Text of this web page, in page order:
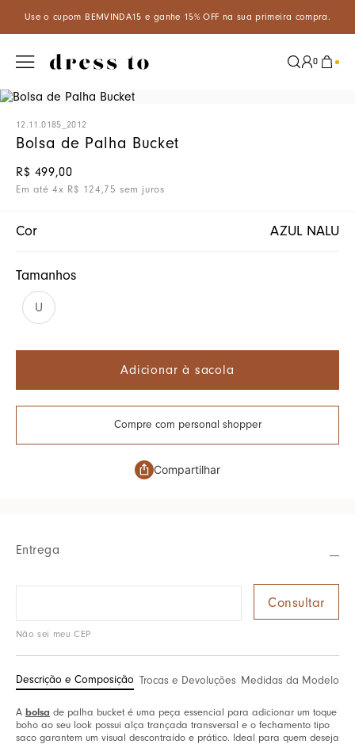
OFF na sua primeira compra. Aproveite um desconto especial
0
12.11.0185_2012
Bolsa de Palha Bucket
R$ 499,00
Em até4x R$ 124 ,75 sem juros
Cor AZUL NALU
Tamanhos
U
Adicionar à sacola
Compre com personal shopper
Compartilhar
Entrega
Não sei meu CEP
Descrição e Composição Trocas e Devoluções Medidas da Modelo
A bolsa de palha bucket é uma peça essencial para adicionar um toque
boho ao seu look possui alça trançada transversal e o fechamento tipo
saco garantem um visual descontraído e prático. Ideal para quem deseja